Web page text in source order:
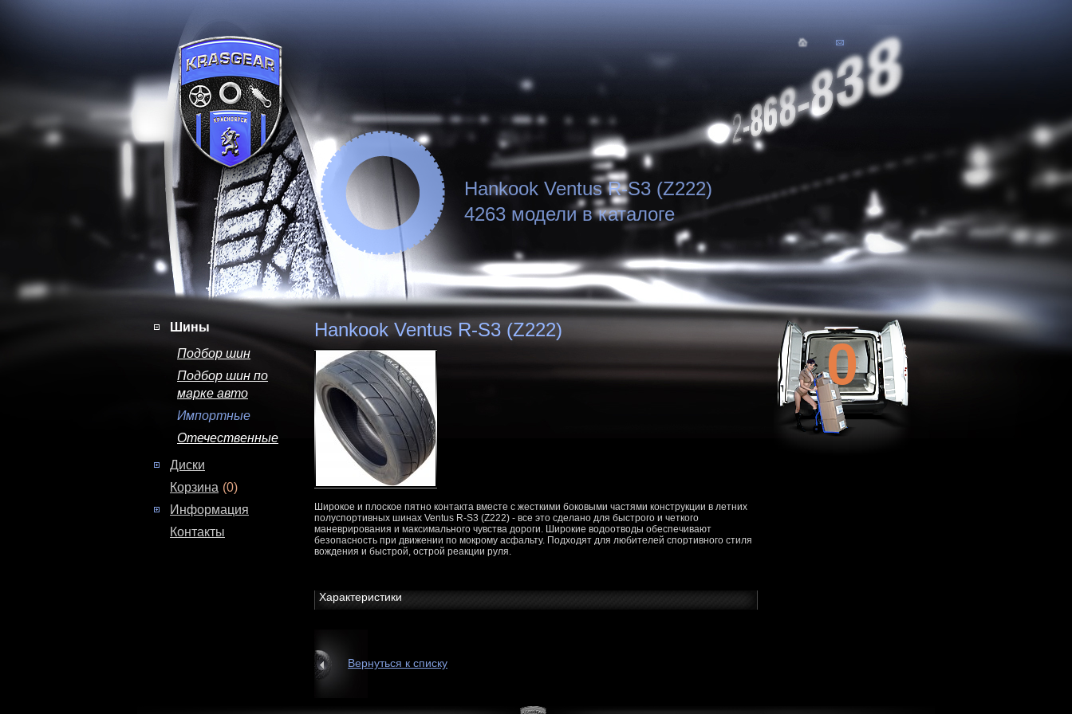
Hankook Ventus R-S3 (Z222)
4263 модели в каталоге
Шины
Подбор шин
Подбор шин по
марке авто
Импортные
Отечественные
Диски
Корзина (0)
Информация
Контакты
0
Hankook Ventus R-S3 (Z222)
Широкое и плоское пятно контакта вместе с жесткими боковыми частями конструкции в летних
полуспортивных шинах Ventus R-S3 (Z222) - все это сделано для быстрого и четкого
маневрирования и максимального чувства дороги. Широкие водоотводы обеспечивают
безопасность при движении по мокрому асфальту. Подходят для любителей спортивного стиля
вождения и быстрой, острой реакции руля.
Характеристики
Вернуться к списку